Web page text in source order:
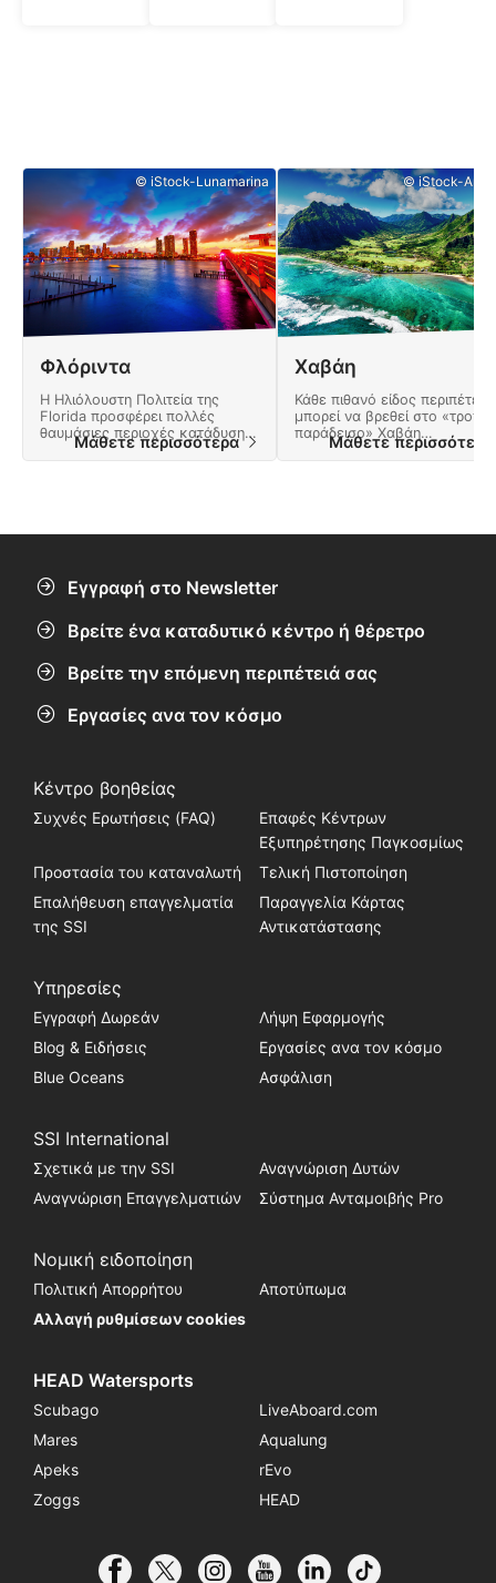
© iStock-Lunamarina
Φλόριντα
Η Ηλιόλουστη Πολιτεία της
Florida προσφέρει πολλές
θαυμάσιες περιοχές κατάδυσης
από τα τροπικά Florida Keys σε
βαθιά ναυάγια και κρυστάλλινα
Μάθετε περισσότερα
© iStock-Art
Χαβάη
Κάθε πιθανό είδος
μπορεί να βρεθεί στο
παράδεισο» Χαβάη
συμπεριλαμβανομένων
εντυπωσιακών οδοντωτών
Μάθετε
Εγγραφή στο Newsletter
Βρείτε ένα καταδυτικό κέντρο ή θέρετρο
Βρείτε την επόμενη περιπέτειά σας
Εργασίες ανα τον κόσμο
Κέντρο βοηθείας
Συχνές Ερωτήσεις (FAQ)
Επαφές Κέντρων
Εξυπηρέτησης Παγκοσμίως
Προστασία του καταναλωτή
Τελική Πιστοποίηση
Επαλήθευση επαγγελματία
της SSI
Παραγγελία Κάρτας
Αντικατάστασης
Υπηρεσίες
Εγγραφή Δωρεάν
Λήψη Εφαρμογής
Blog & Ειδήσεις
Εργασίες ανα τον κόσμο
Blue Oceans
Ασφάλιση
SSI International
Σχετικά με την SSI
Αναγνώριση Δυτών
Αναγνώριση Επαγγελματιών
Σύστημα Ανταμοιβής Pro
Νομική ειδοποίηση
Πολιτική Απορρήτου
Αποτύπωμα
Αλλαγή ρυθμίσεων cookies
HEAD Watersports
Scubago
LiveAboard.com
Mares
Aqualung
Apeks
rEvo
Zoggs
HEAD